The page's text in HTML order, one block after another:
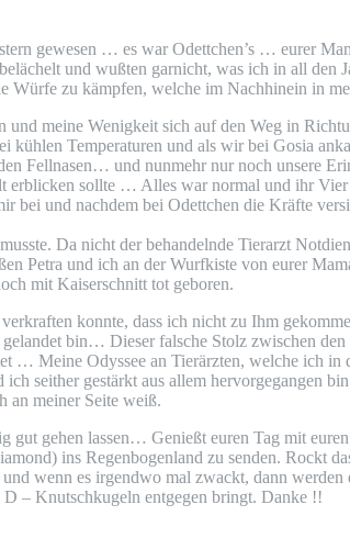
gewesen … es war Odettchen’s … eurer
und wußten garnicht, was ich in all den
Würfe zu kämpfen, welche im Nachhinein in
meine Wenigkeit sich auf den Weg in
Temperaturen und als wir bei Gosia
Fellnasen… und nunmehr nur noch unsere
erblicken sollte … Alles war normal und ihr
bei und nachdem bei Odettchen die Kräfte
Da nicht der behandelnde Tierarzt
Petra und ich an der Wurfkiste von eurer
mit Kaiserschnitt tot geboren.
konnte, dass ich nicht zu Ihm
bin… Dieser falsche Stolz zwischen
… Meine Odyssee an Tierärzten, welche ich
seither gestärkt aus allem hervorgegangen
an meiner Seite weiß.
gehen lassen… Genießt euren Tag mit
ins Regenbogenland zu senden. Rockt
wenn es irgendwo mal zwackt, dann werden
– Knutschkugeln entgegen bringt. Danke !!